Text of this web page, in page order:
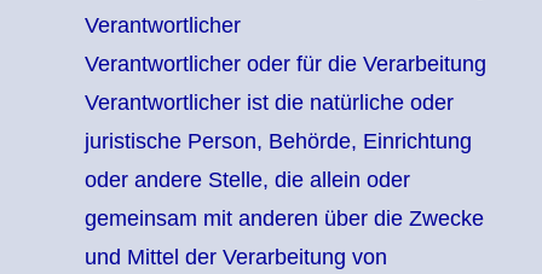
Verantwortlicher
Verantwortlicher oder für die Verarbeitung
Verantwortlicher ist die natürliche oder
juristische Person, Behörde, Einrichtung
oder andere Stelle, die allein oder
gemeinsam mit anderen über die Zwecke
und Mittel der Verarbeitung von